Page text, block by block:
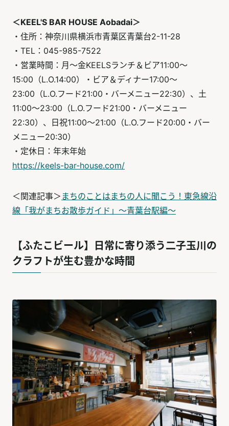
＜KEEL'S BAR HOUSE Aobadai＞
・住所：神奈川県横浜市青葉区青葉台2-11-28
・TEL：045-985-7522
・営業時間：月～金KEELSランチ＆ビア11:00～
15:00（L.O.14:00）・ビア＆ディナー17:00～
23:00（L.O.フード21:00・バーメニュー22:30）、土
11:00～23:00（L.O.フード21:00・バーメニュー
22:30）、日祝11:00～21:00（L.O.フード20:00・バー
メニュー20:30）
・定休日：年末年始
https://keels-bar-house.com/
​​＜関連記事＞ まちのことはまちの人に聞こう！東急線沿
線「我がまちお散歩ガイド」〜青葉台駅編〜
【ふたこビール】日常に寄り添う二子玉川の
クラフトが生む豊かな時間